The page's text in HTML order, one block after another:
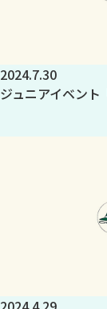
2024.7.30
ジュニアイベン